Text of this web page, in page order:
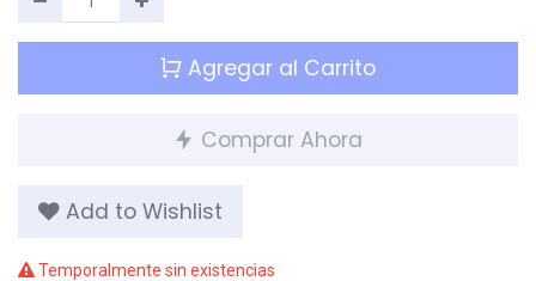
Agregar al Carrito
Comprar Ahora
Add to Wishlist
Temporalmente sin existencias